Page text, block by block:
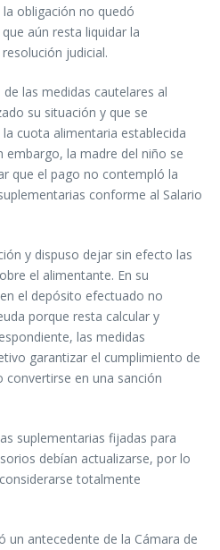
obligación no quedó
aún resta liquidar la
judicial.
las medidas cautelares al
su situación y que se
cuota alimentaria establecida
embargo, la madre del niño se
que el pago no contempló la
conforme al Salario
y dispuso dejar sin efecto las
el alimentante. En su
el depósito efectuado no
porque resta calcular y
las medidas
garantizar el cumplimiento de
convertirse en una sanción
suplementarias fijadas para
debían actualizarse, por lo
totalmente
un antecedente de la Cámara de